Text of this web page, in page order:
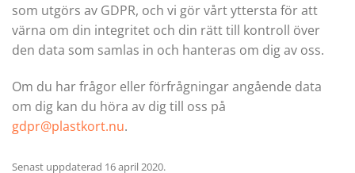
som utgörs av GDPR, och vi gör vårt yttersta för att
värna om din integritet och din rätt till kontroll över
den data som samlas in och hanteras om dig av oss.
Om du har frågor eller förfrågningar angående data
om dig kan du höra av dig till oss på
gdpr@plastkort.nu.
Senast uppdaterad 16 april 2020.